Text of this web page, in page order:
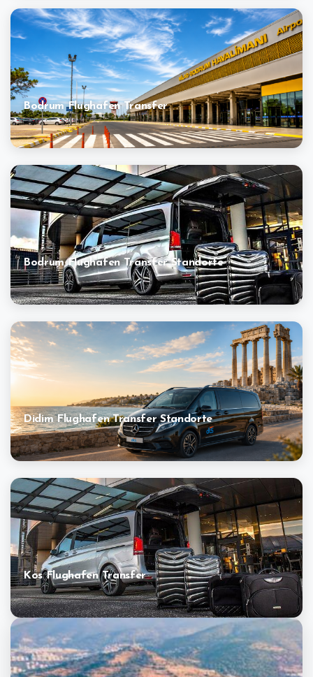
Bodrum Flughafen Transfer
Bodrum Flughafen Transfer Standorte
Didim Flughafen Transfer Standorte
Kos Flughafen Transfer